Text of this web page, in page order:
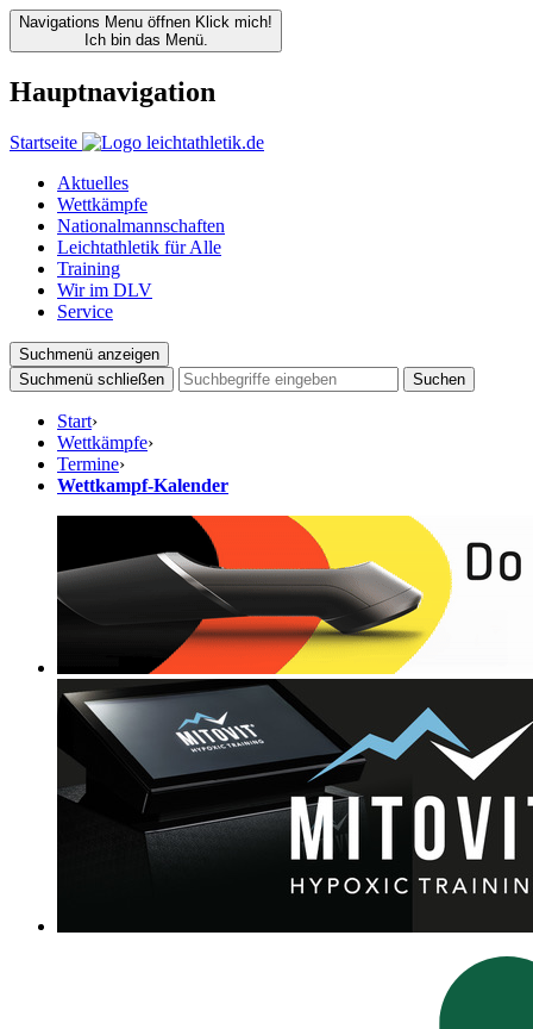
Navigations Menu öffnen Klick mich!
Ich bin das Menü.
Hauptnavigation
Startseite
Aktuelles
Wettkämpfe
Nationalmannschaften
Leichtathletik für Alle
Training
Wir im DLV
Service
Suchmenü anzeigen
Suchmenü schließen
Suchen
Start›
Wettkämpfe›
Termine›
Wettkampf-Kalender